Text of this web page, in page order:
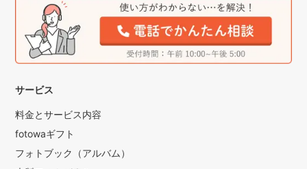
サービス
料金とサービス内容
fotowaギフト
フォトブック（アルバム）